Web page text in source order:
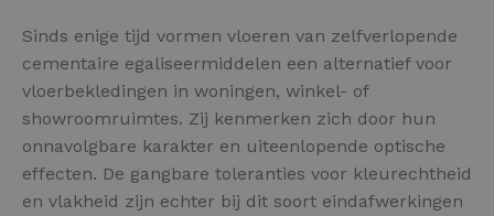
Sinds enige tijd vormen vloeren van zelfverlopende
cementaire egaliseermiddelen een alternatief voor
vloerbekledingen in woningen, winkel- of
showroomruimtes. Zij kenmerken zich door hun
onnavolgbare karakter en uiteenlopende optische
effecten. De gangbare toleranties voor kleurechtheid
en vlakheid zijn echter bij dit soort eindafwerkingen